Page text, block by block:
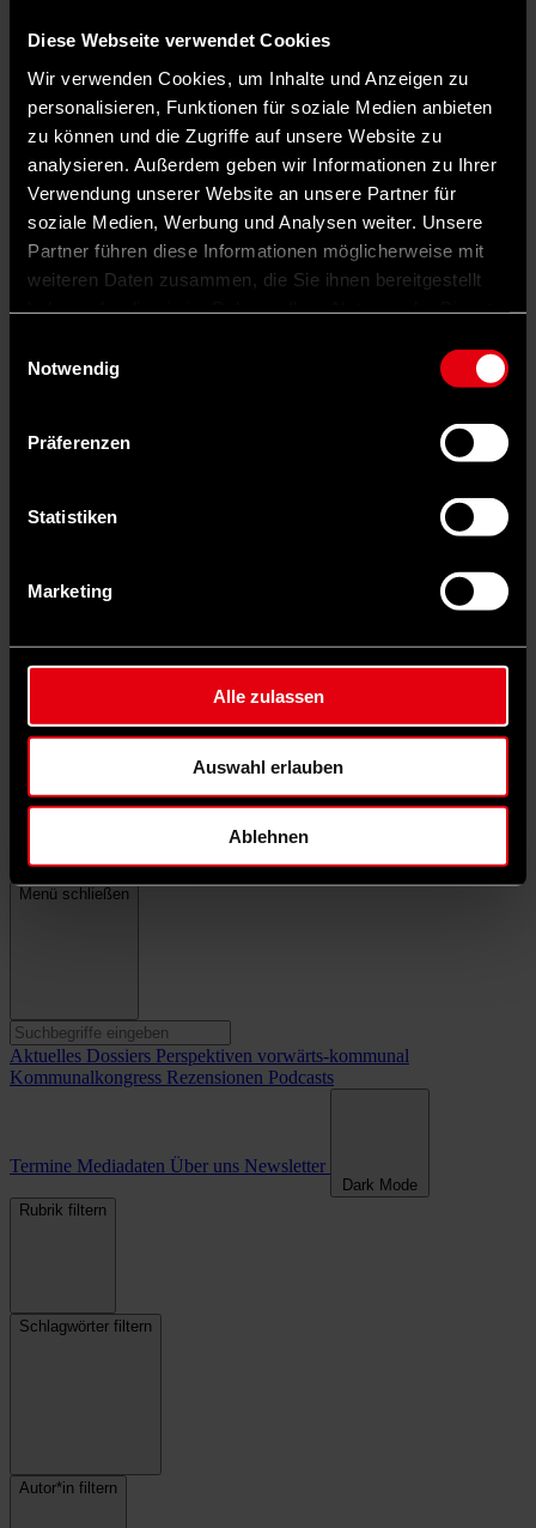
Diese Webseite verwendet Cookies
Wir verwenden Cookies, um Inhalte und Anzeigen zu
personalisieren, Funktionen für soziale Medien anbieten
zu können und die Zugriffe auf unsere Website zu
analysieren. Außerdem geben wir Informationen zu Ihrer
Verwendung unserer Website an unsere Partner für
soziale Medien, Werbung und Analysen weiter. Unsere
Partner führen diese Informationen möglicherweise mit
weiteren Daten zusammen, die Sie ihnen bereitgestellt
Notwendig
Präferenzen
Statistiken
Marketing
Alle zulassen
Auswahl erlauben
Ablehnen
Menü schließen
Aktuelles Dossiers Perspektiven vorwärts-kommunal
Kommunalkongress Rezensionen Podcasts
Termine Mediadaten Über uns Newsletter
Dark Mode
Rubrik filtern
Schlagwörter filtern
Autor*in filtern